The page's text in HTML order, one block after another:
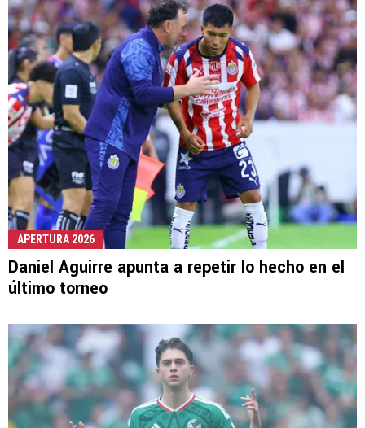
APERTURA 2026
Daniel Aguirre apunta a repetir lo hecho en el
último torneo